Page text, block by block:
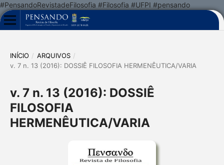
#PensandoRevistadeFilosofia #Filosofia #UFPI #pensando
INÍCIO / ARQUIVOS /
v. 7 n. 13 (2016): DOSSIÊ FILOSOFIA HERMENÊUTICA/VARIA
v. 7 n. 13 (2016): DOSSIÊ
FILOSOFIA
HERMENÊUTICA/VARIA